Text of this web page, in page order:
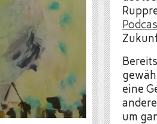
eine
um